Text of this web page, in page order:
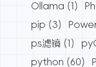
Ollama (1)
pip (3)
ps滤镜 (1)
python (60)